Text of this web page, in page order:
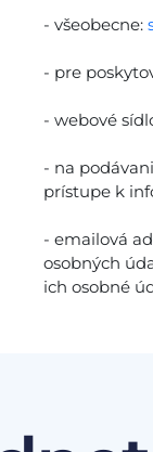
- všeobecne:
- pre
- webové
- na
prístupe k
- emailová
osobných
ich osobné